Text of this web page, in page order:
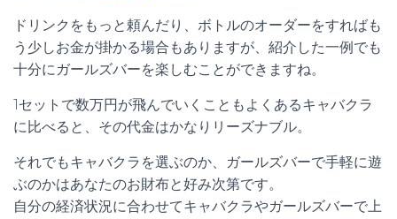
ドリンクをもっと頼んだり、ボトルのオーダーをすればも
う少しお金が掛かる場合もありますが、紹介した一例でも
十分にガールズバーを楽しむことができますね。
1セットで数万円が飛んでいくこともよくあるキャバクラ
に比べると、その代金はかなりリーズナブル。
それでもキャバクラを選ぶのか、ガールズバーで手軽に遊
ぶのかはあなたのお財布と好み次第です。
自分の経済状況に合わせてキャバクラやガールズバーで上